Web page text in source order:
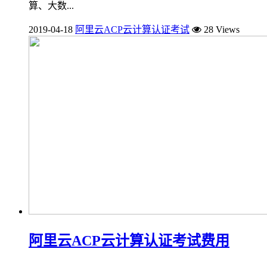
算、大数...
2019-04-18 阿里云ACP云计算认证考试 28 Views
阿里云ACP云计算认证考试费用